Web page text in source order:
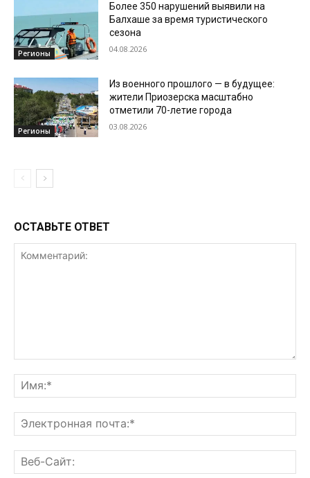
Регионы
Более 350 нарушений выявили на
Балхаше за время туристического
сезона
04.08.2026
Регионы
Из военного прошлого — в будущее:
жители Приозерска масштабно
отметили 70-летие города
03.08.2026
ОСТАВЬТЕ ОТВЕТ